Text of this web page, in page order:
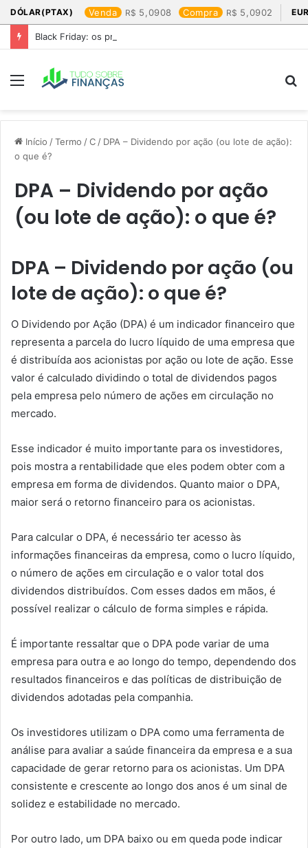
DÓLAR(PTAX) Venda 5,0908 Compra 5,0902
Black Friday: os produtos que mais valem a pena
Menu
Início /Termo /C / DPA – Dividendo por ação (ou lote de ação):
o que é?
DPA – Dividendo por ação
(ou lote de ação): o que é?
DPA – Dividendo por ação (ou
lote de ação): o que é?
O Dividendo por Ação (DPA) é um indicador financeiro que
representa a parcela do lucro líquido de uma empresa que
é distribuída aos acionistas por ação ou lote de ação. Esse
valor é calculado dividindo o total de dividendos pagos
pela empresa pelo número de ações em circulação no
mercado.
Esse indicador é muito importante para os investidores,
pois mostra a rentabilidade que eles podem obter com a
empresa em forma de dividendos. Quanto maior o DPA,
maior será o retorno financeiro para os acionistas.
Para calcular o DPA, é necessário ter acesso às
informações financeiras da empresa, como o lucro líquido,
o número de ações em circulação e o valor total dos
dividendos distribuídos. Com esses dados em mãos, é
possível realizar o cálculo de forma simples e rápida.
É importante ressaltar que o DPA pode variar de uma
empresa para outra e ao longo do tempo, dependendo dos
resultados financeiros e das políticas de distribuição de
dividendos adotadas pela companhia.
Os investidores utilizam o DPA como uma ferramenta de
análise para avaliar a saúde financeira da empresa e a sua
capacidade de gerar retorno para os acionistas. Um DPA
consistente e crescente ao longo dos anos é um sinal de
solidez e estabilidade no mercado.
Por outro lado, um DPA baixo ou em queda pode indicar